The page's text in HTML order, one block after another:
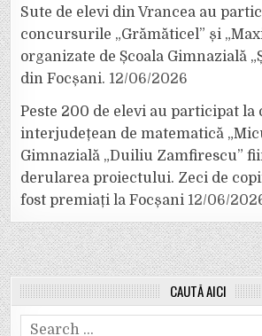
Sute de elevi din Vrancea au
concursurile „Grămăticel” și
organizate de Școala Gimnazială
din Focșani. 12/06/2026
Peste 200 de elevi au participat la
interjudețean de matematică
Gimnazială „Duiliu Zamfirescu”
derularea proiectului. Zeci de
fost premiați la Focșani 12/06/
CAUTĂ AICI
Search